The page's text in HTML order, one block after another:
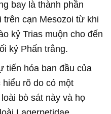
bay là thành phần
trên cạn Mesozoi từ khi
kỷ Trias muộn cho đến
kỷ Phấn trắng.
tiến hóa ban đầu của
rõ do có một
bò sát này và họ